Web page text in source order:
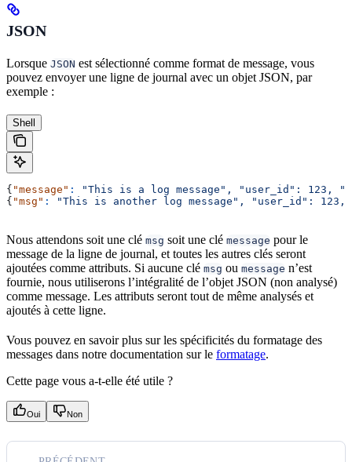
JSON
Lorsque JSON est sélectionné comme format de message, vous
pouvez envoyer une ligne de journal avec un objet JSON, par
exemple :
Shell
{ "message" : "This is a log message", "user_id": 123,
{ "msg" : "This is another log message", "user_id": 123,
Nous attendons soit une clé msg soit une clé message pour le
message de la ligne de journal, et toutes les autres clés seront
ajoutées comme attributs. Si aucune clé msg ou message n’est
fournie, nous utiliserons l’intégralité de l’objet JSON (non analysé)
comme message. Les attributs seront tout de même analysés et
ajoutés à cette ligne.
Vous pouvez en savoir plus sur les spécificités du formatage des
messages dans notre documentation sur le formatage.
Cette page vous a-t-elle été utile ?
Oui Non